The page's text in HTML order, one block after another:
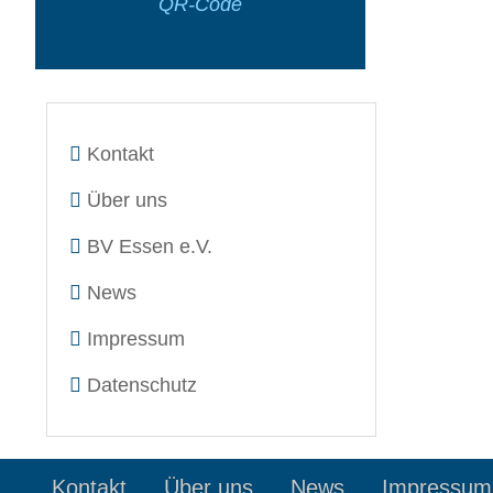
QR-Code
Kontakt
Über uns
BV Essen e.V.
News
Impressum
Datenschutz
Kontakt Über uns News Impressum